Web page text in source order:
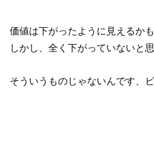
価値は下がったように見えるかも
しかし、全く下がっていないと思
そういうものじゃないんです、